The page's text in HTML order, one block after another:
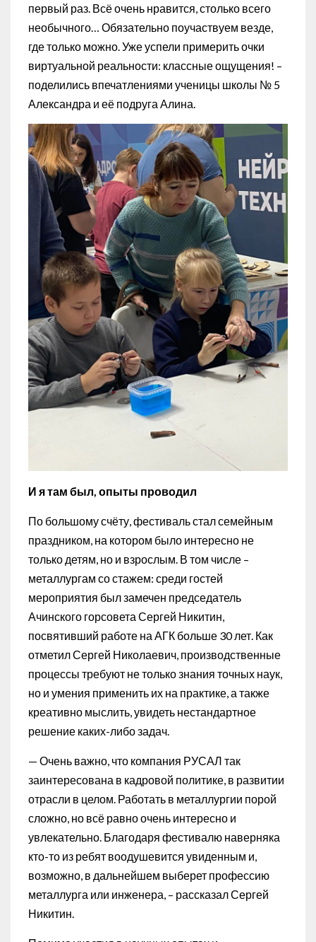
первый раз. Всё очень нравится, столько всего
необычного… Обязательно поучаствуем везде,
где только можно. Уже успели примерить очки
виртуальной реальности: классные ощущения! –
поделились впечатлениями ученицы школы № 5
Александра и её подруга Алина.
И я там был, опыты проводил
По большому счёту, фестиваль стал семейным
праздником, на котором было интересно не
только детям, но и взрослым. В том числе –
металлургам со стажем: среди гостей
мероприятия был замечен председатель
Ачинского горсовета Сергей Никитин,
посвятивший работе на АГК больше 30 лет. Как
отметил Сергей Николаевич, производственные
процессы требуют не только знания точных наук,
но и умения применить их на практике, а также
креативно мыслить, увидеть нестандартное
решение каких-либо задач.
— Очень важно, что компания РУСАЛ так
заинтересована в кадровой политике, в развитии
отрасли в целом. Работать в металлургии порой
сложно, но всё равно очень интересно и
увлекательно. Благодаря фестивалю наверняка
кто-то из ребят воодушевится увиденным и,
возможно, в дальнейшем выберет профессию
металлурга или инженера, – рассказал Сергей
Никитин.